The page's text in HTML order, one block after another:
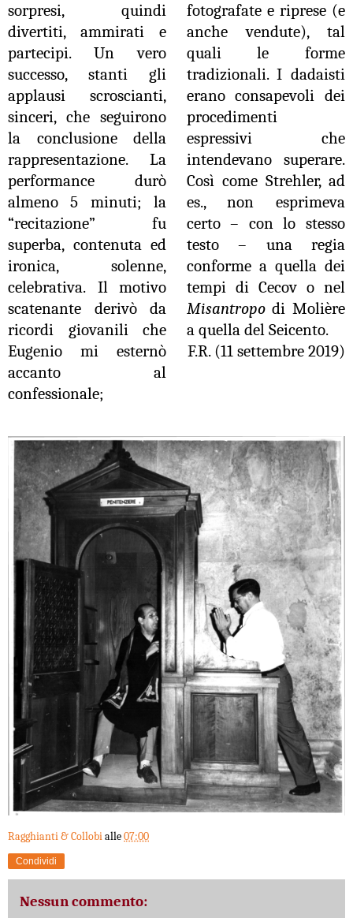
sorpresi, quindi
divertiti, ammirati e
partecipi. Un vero
successo, stanti gli
applausi scroscianti,
sinceri, che seguirono
la conclusione della
rappresentazione. La
performance durò
almeno 5 minuti; la
“recitazione” fu
superba, contenuta ed
ironica, solenne,
celebrativa. Il motivo
scatenante derivò da
ricordi giovanili che
Eugenio mi esternò
accanto al
confessionale;
fotografate e riprese (e
anche vendute), tal
quali le forme
tradizionali. I dadaisti
erano consapevoli dei
procedimenti
espressivi che
intendevano superare.
Così come Strehler, ad
es., non esprimeva
certo – con lo stesso
testo – una regia
conforme a quella dei
tempi di Cecov o nel
Misantropodi Molière
a quella del Seicento.
F.R. (11 settembre 2019)
Ragghianti & Collobialle07:00
Condividi
Nessun commento: